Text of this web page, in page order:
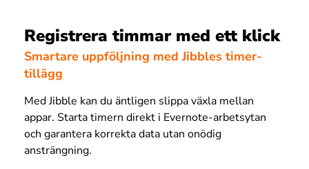
Registrera timmar med ett klick
Smartare uppföljning med Jibbles timer-
tillägg
Med Jibble kan du äntligen slippa växla mellan
appar. Starta timern direkt i Evernote-arbetsytan
och garantera korrekta data utan onödig
ansträngning.